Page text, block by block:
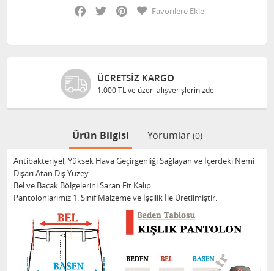
Facebook
Twitter PinterestFavorilere Ekle
ÜCRETSIZ KARGO
1.000 TL ve üzeri alışverişlerinizde
Ürün Bilgisi Yorumlar (0)
Antibakteriyel, Yüksek Hava Geçirgenliği Sağlayan ve İçerdeki Nemi
Dışarı Atan Dış Yüzey.
Bel ve Bacak Bölgelerini Saran Fit Kalıp.
Pantolonlarımız 1. Sınıf Malzeme ve İşçilik İle Üretilmiştir.